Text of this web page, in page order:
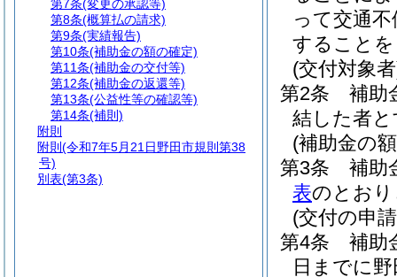
って交通
すること
(交付対象
第2条
補助
結した者
(補助金の
第3条
補助
表のとお
(交付の申
第4条
補助
日までに
第7条(変更の承認等)
第8条(概算払の請求)
第9条(実績報告)
第10条(補助金の額の確定)
第11条(補助金の交付等)
第12条(補助金の返還等)
第13条(公益性等の確認等)
第14条(補則)
附則
附則 (令和7年5月21日野田市規則第38
号)
別表(第3条)